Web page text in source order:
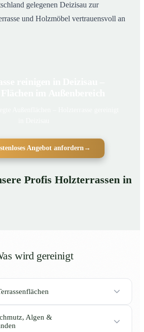
gelegenen Deizisau zur
und Holzmöbel vertrauensvoll an
Angebot anfordern→
Profis Holzterrassen in
wird gereinigt
Algen &